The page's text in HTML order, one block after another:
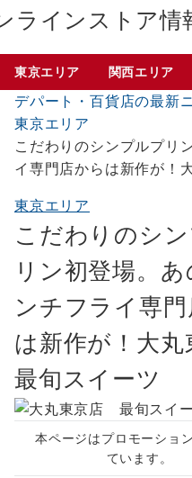
東京エリア 関西エリア
デパート・百貨店の最新
東京エリア
こだわりのシンプルプリ
イ専門店からは新作が！
東京エリア
こだわりのシ
リン初登場。あ
ンチフライ専門
は新作が！大丸
最旬スイーツ
本ページはプロモーショ
ています。